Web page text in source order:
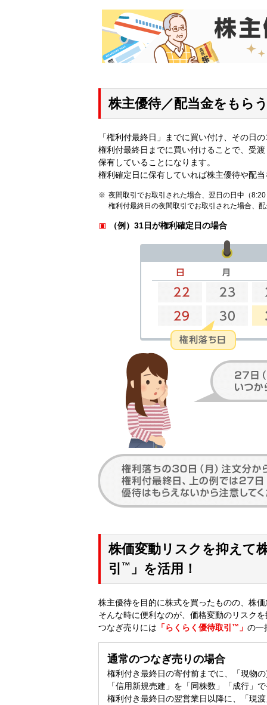
株主優待／配当金をもら
「権利付最終日」までに買い付け、その日
権利付最終日までに買い付けることで、受
保有していることになります。
権利確定日に保有していれば株主優待や配
夜間取引でお取引された場合、翌日の日中（
権利付最終日の夜間取引でお取引された場合、
（例）31日が権利確定日の場合
株価変動リスクを抑えて
引
™ 」を活用！
株主優待を目的に株式を買ったものの、株
そんな時に便利なのが、価格変動のリスク
つなぎ売りには 「らくらく優待取引 ™ 」 の一
通常のつなぎ売りの場合
権利付き最終日の寄付前までに、「現物
「信用新規売建」を「同株数」「成行」
権利付き最終日の翌営業日以降に、「現